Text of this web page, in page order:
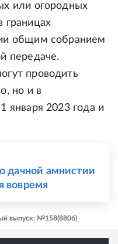
или огородных
границах
общим собранием
передаче.
проводить
но и в
января 2023 года и
дачной амнистии
вовремя
выпуск: №158(8806)